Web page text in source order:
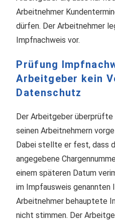
Arbeitnehmer
dürfen. Der Arbeitnehmer
Impfnachweis vor.
Prüfung
Arbeitgeber kein
Datenschutz
Der Arbeitgeber
seinen Arbeitnehmern
Dabei stellte er fest, dass
angegebene
einem späteren Datum
im Impfausweis genannten
Arbeitnehmer behauptete
nicht stimmen. Der